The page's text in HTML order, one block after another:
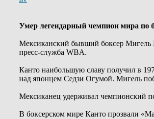
Умер легендарный чемпион мира по
Мексиканский бывший боксер Мигель
пресс-служба WBA.
Канто наибольшую славу получил в
над японцем Седзи Огумой. Мигель
Мексиканец удерживал чемпионский
В боксерском мире Канто прозвали